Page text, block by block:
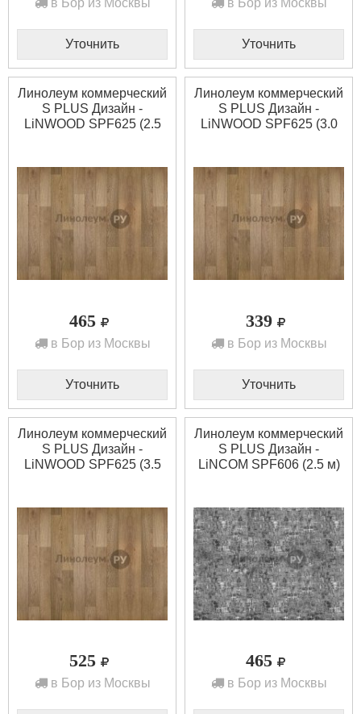
в Бор из Москвы
Уточнить
в Бор из Москвы
Уточнить
Линолеум коммерческий
S PLUS Дизайн -
LiNWOOD SPF625 (2.5
465
в Бор из Москвы
Уточнить
Линолеум коммерческий
S PLUS Дизайн -
LiNWOOD SPF625 (3.0
339
в Бор из Москвы
Уточнить
Линолеум коммерческий
S PLUS Дизайн -
LiNWOOD SPF625 (3.5
525
в Бор из Москвы
Линолеум коммерческий
S PLUS Дизайн -
LiNCOM SPF606 (2.5 м)
465
в Бор из Москвы